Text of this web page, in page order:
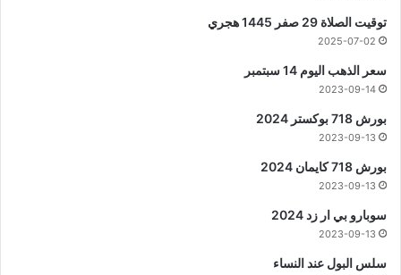
توقيت الصلاة 29 صفر 1445 هجري
2025-07-02
سعر الذهب اليوم 14 سبتمبر
2023-09-14
بورش 718 بوكستر 2024
2023-09-13
بورش 718 كايمان 2024
2023-09-13
سوبارو بي ار زد 2024
2023-09-13
سلس البول عند النساء